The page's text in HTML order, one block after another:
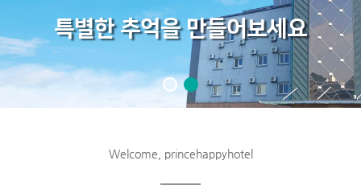
특별한 추억을 만들어보세요
Welcome, princehappyhotel